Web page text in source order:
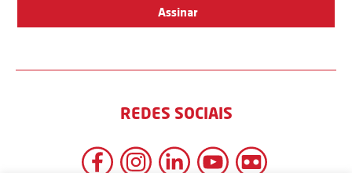
REDES SOCIAIS